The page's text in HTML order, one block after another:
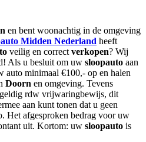
en bent woonachtig in de omgeving
Midden Nederland heeft
veilig en correct verkopen? Wij
Als u besluit om uw sloopauto aan
auto minimaal €100,- op en halen
Doorn en omgeving. Tevens
rdw vrijwaringbewijs, dit
aan kunt tonen dat u geen
Het afgesproken bedrag voor uw
uit. Kortom: uw sloopauto is